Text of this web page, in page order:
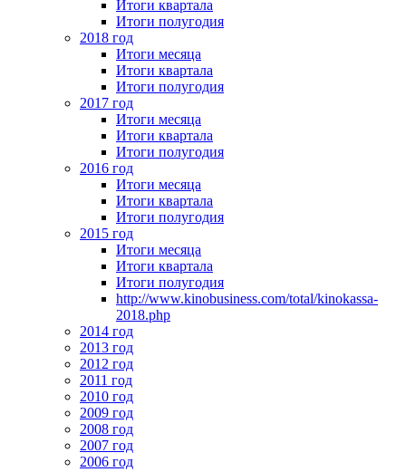
Итоги квартала
Итоги полугодия
2018 год
Итоги месяца
Итоги квартала
Итоги полугодия
2017 год
Итоги месяца
Итоги квартала
Итоги полугодия
2016 год
Итоги месяца
Итоги квартала
Итоги полугодия
2015 год
Итоги месяца
Итоги квартала
Итоги полугодия
http://www.kinobusiness.com/total/kinokassa-
2018.php
2014 год
2013 год
2012 год
2011 год
2010 год
2009 год
2008 год
2007 год
2006 год